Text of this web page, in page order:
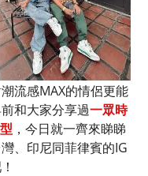
流感MAX的情侶更能
和大家分享過一眾時
，今日就一齊來睇睇
、印尼同菲律賓的IG